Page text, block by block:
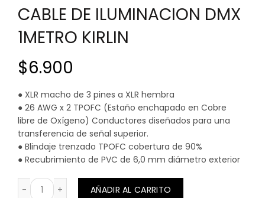
CABLE DE ILUMINACION DMX
1METRO KIRLIN
$6.900
● XLR macho de 3 pines a XLR hembra
● 26 AWG x 2 TPOFC (Estaño enchapado en Cobre
libre de Oxígeno) Conductores diseñados para una
transferencia de señal superior.
● Blindaje trenzado TPOFC cobertura de 90%
● Recubrimiento de PVC de 6,0 mm diámetro exterior
CABLE DE ILUMINACION DMX 1METRO KIRLIN cantidad
AÑADIR AL CARRITO